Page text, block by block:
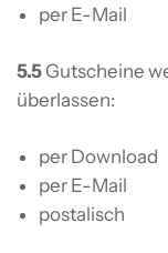
per E-Mail
5.5 Gutscheine
überlassen:
per Download
per E-Mail
postalisch